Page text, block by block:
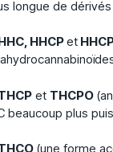
longue de
HHCPet
et THCPO
beaucoup plus
(une forme